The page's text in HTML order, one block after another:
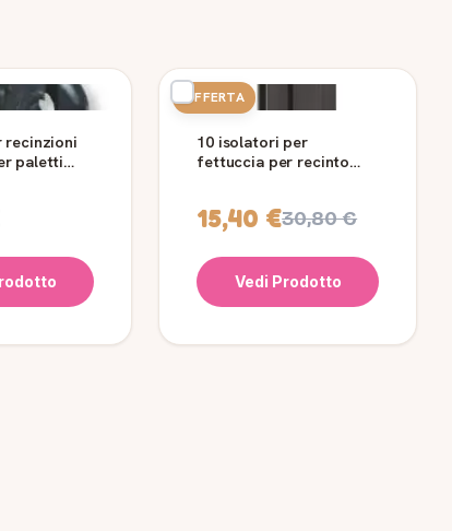
recinzioni
paletti
OFFERTA
10 isolatori per
fettuccia per recinto
15,40 €30,80 €
Vedi Prodotto